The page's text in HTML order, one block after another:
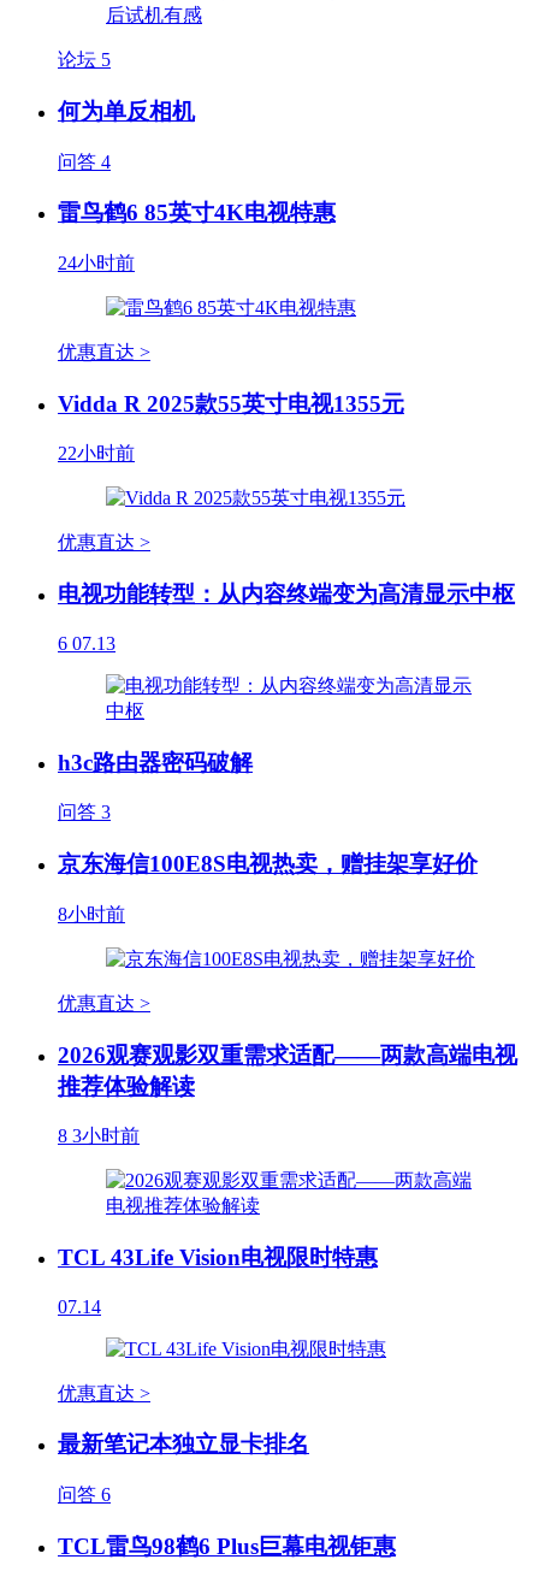
论坛 5
何为单反相机
问答 4
雷鸟鹤6 85英寸4K电视特惠
24小时前
优惠直达 >
Vidda R 2025款55英寸电视1355元
22小时前
优惠直达 >
电视功能转型：从内容终端变为高清显示中枢
6 07.13
h3c路由器密码破解
问答 3
京东海信100E8S电视热卖，赠挂架享好价
8小时前
优惠直达 >
2026观赛观影双重需求适配——两款高端电视
推荐体验解读
8 3小时前
TCL 43Life Vision电视限时特惠
07.14
优惠直达 >
最新笔记本独立显卡排名
问答 6
TCL雷鸟98鹤6 Plus巨幕电视钜惠